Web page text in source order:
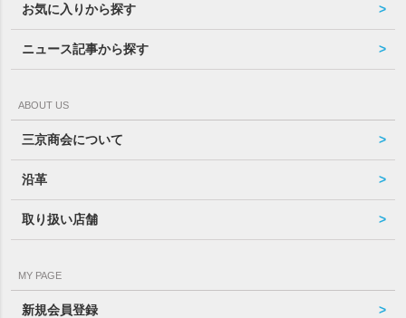
お気に入りから探す
ニュース記事から探す
ABOUT US
三京商会について
沿革
取り扱い店舗
MY PAGE
新規会員登録